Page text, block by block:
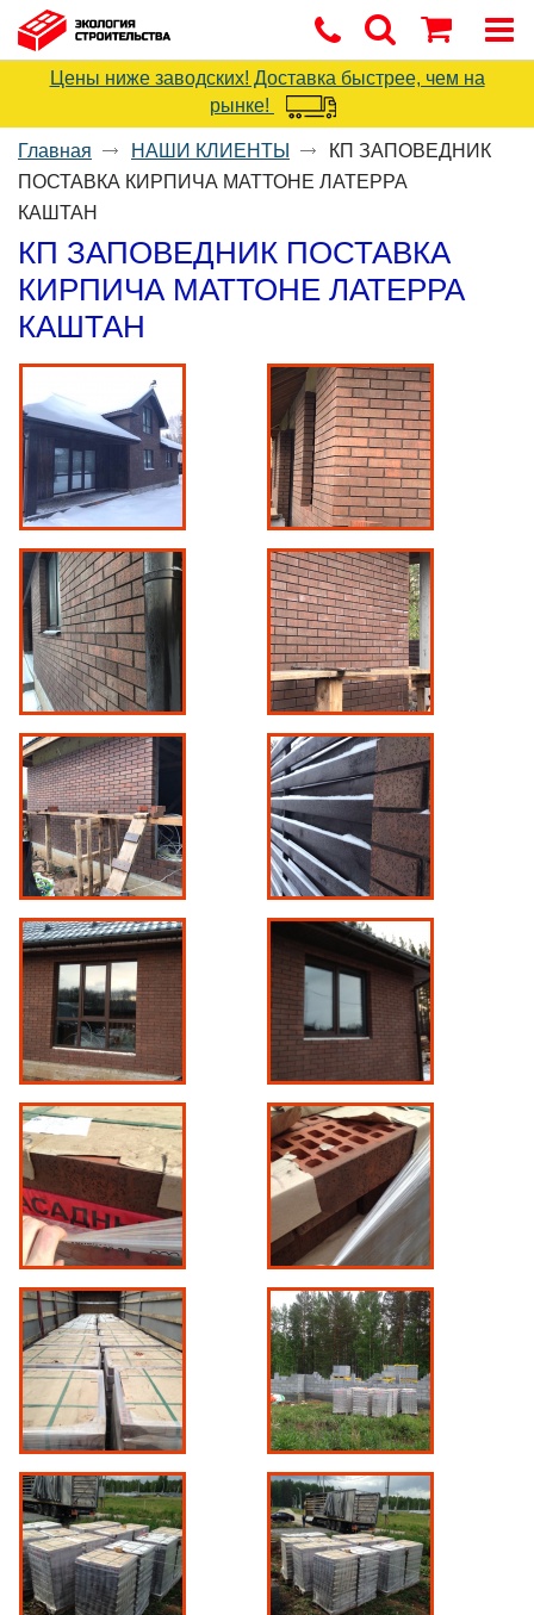
Цены ниже заводских! Доставка быстрее, чем на
рынке!
Главная НАШИ КЛИЕНТЫ
КП ЗАПОВЕДНИК
ПОСТАВКА КИРПИЧА МАТТОНЕ ЛАТЕРРА
КАШТАН
КП ЗАПОВЕДНИК ПОСТАВКА
КИРПИЧА МАТТОНЕ ЛАТЕРРА
КАШТАН